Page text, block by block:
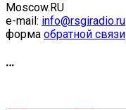
Moscow.RU
e-mail: info@rsgiradio.ru
форма обратной связи
…